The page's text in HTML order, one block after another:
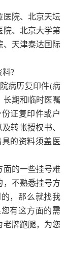
医院、北京天坛
院、北京大学第
、天津泰达国际
料?
病历复印件(病
长期和临时医嘱
证复印件或户
转帐授权书、
的资料须盖医
面的一些挂号难
，不熟悉挂号方
，那么就找我
有这方面的需
老牌跑腿，为您